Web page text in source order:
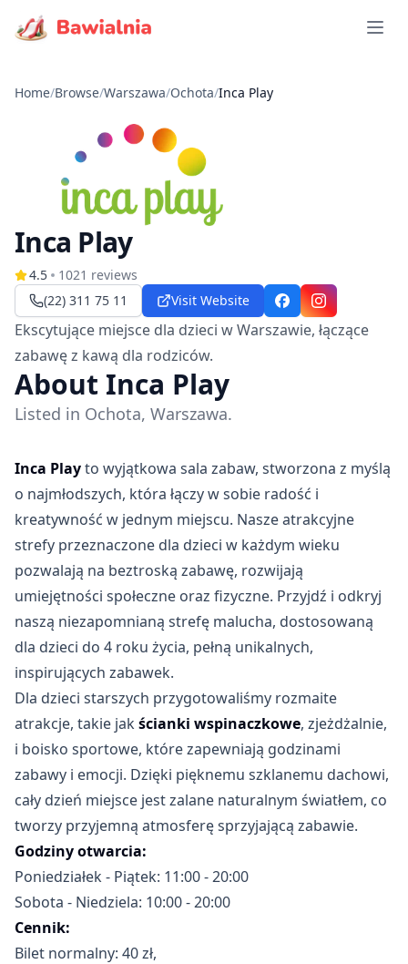
Open
Home/Browse/Warszawa/Ochota/Inca Play
Inca Play
4.5 1021 reviews
(22) 311 75 11
Visit Website FacebookInstagram
Ekscytujące miejsce dla dzieci w Warszawie, łączące
zabawę z kawą dla rodziców.
About Inca Play
Listed in Ochota, Warszawa.
Inca Playto wyjątkowa sala zabaw, stworzona z myślą
o najmłodszych, która łączy w sobie radość i
kreatywność w jednym miejscu. Nasze atrakcyjne
strefy przeznaczone dla dzieci w każdym wieku
pozwalają na beztroską zabawę, rozwijają
umiejętności społeczne oraz fizyczne. Przyjdź i odkryj
naszą niezapomnianą strefę malucha, dostosowaną
dla dzieci do 4 roku życia, pełną unikalnych,
inspirujących zabawek.
Dla dzieci starszych przygotowaliśmy rozmaite
atrakcje, takie jakścianki wspinaczkowe, zjeżdżalnie,
i boisko sportowe, które zapewniają godzinami
zabawy i emocji. Dzięki pięknemu szklanemu dachowi,
cały dzień miejsce jest zalane naturalnym światłem, co
tworzy przyjemną atmosferę sprzyjającą zabawie.
Godziny otwarcia:
Poniedziałek - Piątek: 11:00 - 20:00
Sobota - Niedziela: 10:00 - 20:00
Cennik:
Bilet normalny: 40 zł,